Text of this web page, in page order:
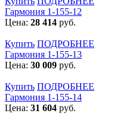
Гармония 1-155-12
Цена: 28 414 руб.
Купить ПОДРОБНЕЕ
Гармония 1-155-13
Цена: 30 009 руб.
Купить ПОДРОБНЕЕ
Гармония 1-155-14
Цена: 31 604 руб.